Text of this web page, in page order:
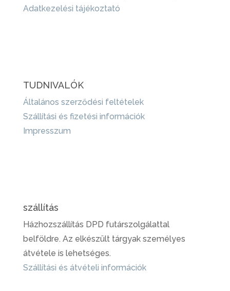
Adatkezelési tájékoztató
TUDNIVALÓK
Általános szerződési feltételek
Szállítási és fizetési információk
Impresszum
szállítás
Házhozszállítás DPD futárszolgálattal
belföldre. Az elkészült tárgyak személyes
átvétele is lehetséges.
Szállítási és átvételi információk